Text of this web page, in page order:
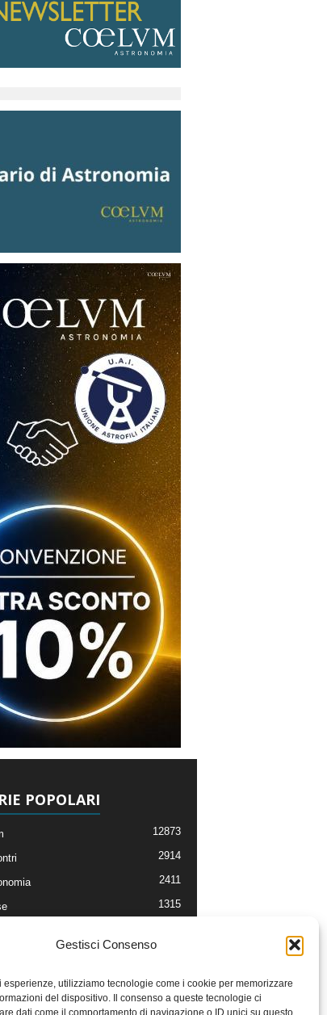
Gestisci Consenso
esperienze, utilizziamo tecnologie come i cookie per memorizzare
del dispositivo. Il consenso a queste tecnologie ci
dati come il comportamento di navigazione o ID unici su questo
POPOLARI
12873
2914
2411
1315
On-Line